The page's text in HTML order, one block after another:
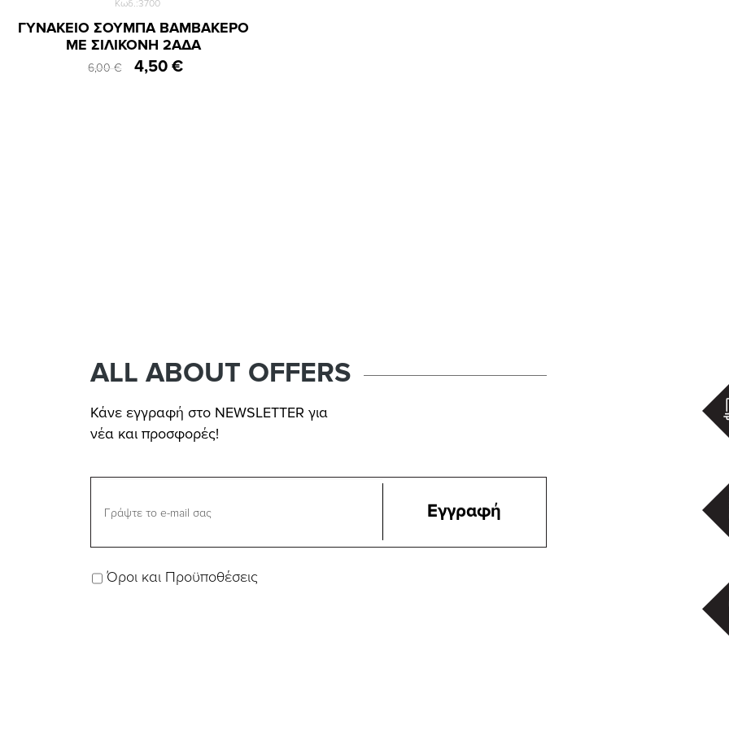
Κωδ.:3700
ΓΥΝΑΚΕΙΟ ΣΟΥΜΠΑ ΒΑΜΒΑΚΕΡΟ
ΜΕ ΣΙΛΙΚΟΝΗ 2ΑΔΑ
6,00 € 4,50 €
ALL ABOUT OFFERS
Κάνε εγγραφή στο NEWSLETTER για
νέα και προσφορές!
Όροι και Προϋποθέσεις